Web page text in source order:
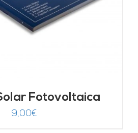
Fotovoltaica
9,00€